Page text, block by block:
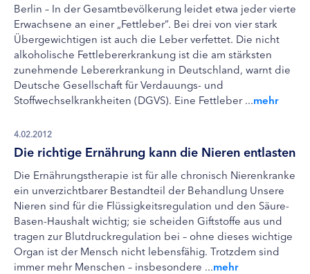
Berlin – In der Gesamtbevölkerung leidet etwa jeder vierte
Erwachsene an einer „Fettleber“. Bei drei von vier stark
Übergewichtigen ist auch die Leber verfettet. Die nicht
alkoholische Fettlebererkrankung ist die am stärksten
zunehmende Lebererkrankung in Deutschland, warnt die
Deutsche Gesellschaft für Verdauungs- und
Stoffwechselkrankheiten (DGVS). Eine Fettleber ...mehr
4.02.2012
Die richtige Ernährung kann die Nieren entlasten
Die Ernährungstherapie ist für alle chronisch Nierenkranke
ein unverzichtbarer Bestandteil der Behandlung Unsere
Nieren sind für die Flüssigkeitsregulation und den Säure-
Basen-Haushalt wichtig; sie scheiden Giftstoffe aus und
tragen zur Blutdruckregulation bei – ohne dieses wichtige
Organ ist der Mensch nicht lebensfähig. Trotzdem sind
immer mehr Menschen – insbesondere ...mehr